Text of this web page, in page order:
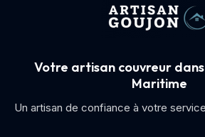
Votre artisan couvreur
Maritime
Un artisan de confiance à votre